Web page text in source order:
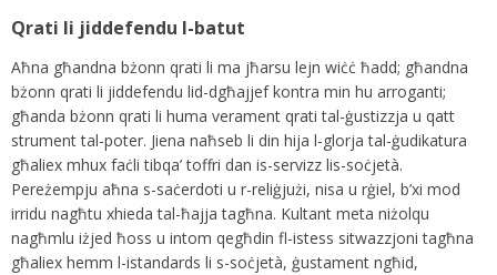
Qrati li jiddefendu l-batut
Aħna għandna bżonn qrati li ma jħarsu lejn wiċċ ħadd; għandna
bżonn qrati li jiddefendu lid-dgħajjef kontra min hu arroganti;
għanda bżonn qrati li huma verament qrati tal-ġustizzja u qatt
strument tal-poter. Jiena naħseb li din hija l-glorja tal-ġudikatura
għaliex mhux faċli tibqa’ toffri dan is-servizz lis-soċjetà.
Pereżempju aħna s-saċerdoti u r-reliġjużi, nisa u rġiel, b’xi mod
irridu nagħtu xhieda tal-ħajja tagħna. Kultant meta niżolqu
nagħmlu iżjed ħoss u intom qegħdin fl-istess sitwazzjoni tagħna
għaliex hemm l-istandards li s-soċjetà, ġustament ngħid,